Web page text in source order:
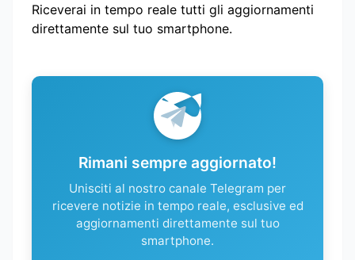
Riceverai in tempo reale tutti gli aggiornamenti
direttamente sul tuo smartphone.
Rimani sempre aggiornato!
Unisciti al nostro canale Telegram per
ricevere notizie in tempo reale, esclusive ed
aggiornamenti direttamente sul tuo
smartphone.